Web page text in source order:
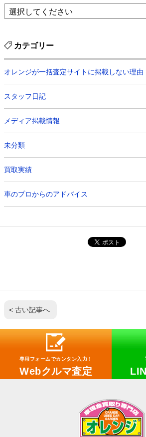
カテゴリー
オレンジが一括査定サイトに掲載しない理由
スタッフ日記
メディア掲載情報
未分類
買取実績
車のプロからのアドバイス
< 古い記事へ
専用フォームでカンタン入力！
Webクルマ査定